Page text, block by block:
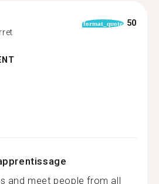
format_quote 50
and meet people from all